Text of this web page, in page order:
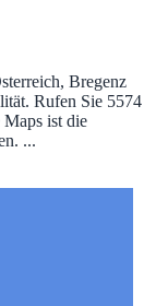
Bregenz
Rufen Sie 5574
ist die
...